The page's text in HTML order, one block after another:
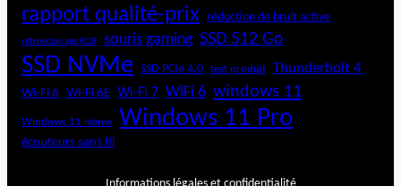
rapport qualité-prix réduction de bruit active
rétroéclairage RGB souris gaming SSD 512 Go
SSD NVMe SSD PCIe 4.0 test produit Thunderbolt 4
Wi-Fi 6 Wi-Fi 6E Wi-Fi 7 WiFi 6 windows 11
Windows 11 Home Windows 11 Pro
écouteurs sans fil